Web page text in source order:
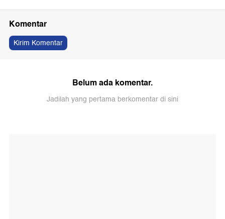
Komentar
Kirim Komentar
Belum ada komentar.
Jadilah yang pertama berkomentar di sini